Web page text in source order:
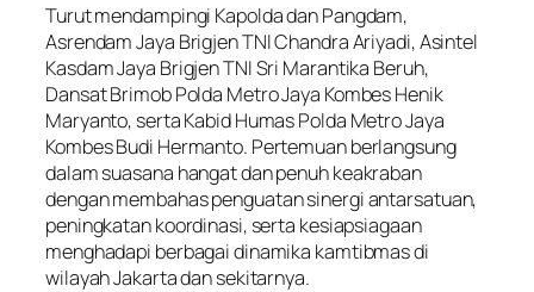
Turut mendampingi Kapolda dan Pangdam,
Asrendam Jaya Brigjen TNI Chandra Ariyadi, Asintel
Kasdam Jaya Brigjen TNI Sri Marantika Beruh,
Dansat Brimob Polda Metro Jaya Kombes Henik
Maryanto, serta Kabid Humas Polda Metro Jaya
Kombes Budi Hermanto. Pertemuan berlangsung
dalam suasana hangat dan penuh keakraban
dengan membahas penguatan sinergi antarsatuan,
peningkatan koordinasi, serta kesiapsiagaan
menghadapi berbagai dinamika kamtibmas di
wilayah Jakarta dan sekitarnya.